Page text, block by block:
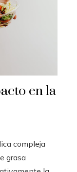
en la
compleja
grasa